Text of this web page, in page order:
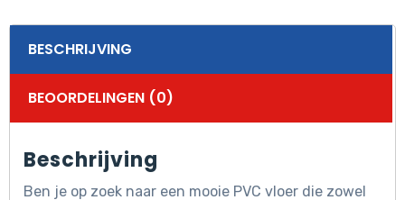
BESCHRIJVING
BEOORDELINGEN (0)
Beschrijving
Ben je op zoek naar een mooie PVC vloer die zowel